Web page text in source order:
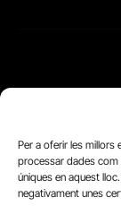
Per a oferir les millors
processar dades com
úniques en aquest
negativament unes